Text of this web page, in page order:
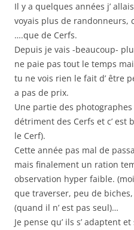
Il y a quelques années j’
voyais plus de randonneurs,
….que de Cerfs.
Depuis je vais -beaucoup-
ne paie pas tout le temps
tu ne vois rien le fait d’ être
a pas de prix.
Une partie des
détriment des Cerfs et c’
le Cerf).
Cette année pas mal de
mais finalement un ration
observation hyper faible.
que traverser, peu de
(quand il n’ est pas seul)…
Je pense qu’ ils s’ adaptent